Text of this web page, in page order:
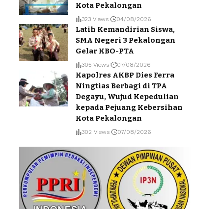
Kota Pekalongan
323 Views 04/08/2026
Latih Kemandirian Siswa,
SMA Negeri 3 Pekalongan
Gelar KBO-PTA
305 Views 07/08/2026
Kapolres AKBP Dies Ferra
Ningtias Berbagi di TPA
Degayu, Wujud Kepedulian
kepada Pejuang Kebersihan
Kota Pekalongan
302 Views 07/08/2026